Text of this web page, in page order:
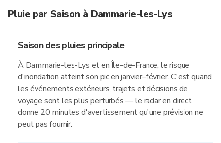
Pluie par Saison à Dammarie-les-Lys
Saison des pluies principale
À Dammarie-les-Lys et en Île-de-France, le risque
d'inondation atteint son pic en janvier–février. C'est quand
les événements extérieurs, trajets et décisions de
voyage sont les plus perturbés — le radar en direct
donne 20 minutes d'avertissement qu'une prévision ne
peut pas fournir.